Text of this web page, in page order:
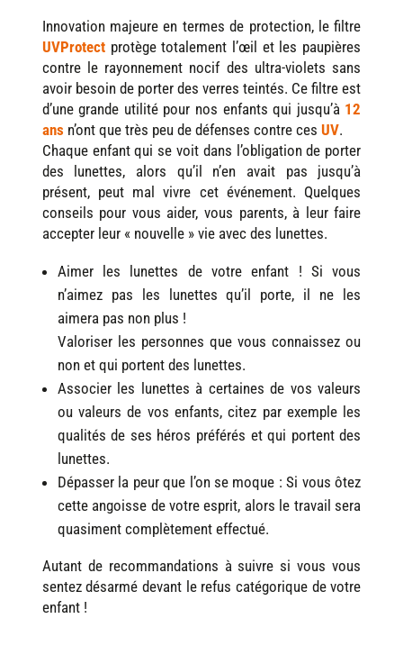
Innovation majeure en termes de protection, le filtre
UVProtect protège totalement l’œil et les paupières
contre le rayonnement nocif des ultra-violets sans
avoir besoin de porter des verres teintés. Ce filtre est
d’une grande utilité pour nos enfants qui jusqu’à
ansn’ont que très peu de défenses contre ces UV.
Chaque enfant qui se voit dans l’obligation de porter
des lunettes, alors qu’il n’en avait pas jusqu’à
présent, peut mal vivre cet événement. Quelques
conseils pour vous aider, vous parents, à leur faire
Aimer les lunettes de votre enfant ! Si vous
n’aimez pas les lunettes qu’il porte, il ne les
aimera pas non plus !
Valoriser les personnes que vous connaissez ou
non et qui portent des lunettes.
Associer les lunettes à certaines de vos valeurs
ou valeurs de vos enfants, citez par exemple les
qualités de ses héros préférés et qui portent des
lunettes.
Dépasser la peur que l’on se moque : Si vous ôtez
cette angoisse de votre esprit, alors le travail sera
Autant de recommandations à suivre si vous vous
sentez désarmé devant le refus catégorique de votre